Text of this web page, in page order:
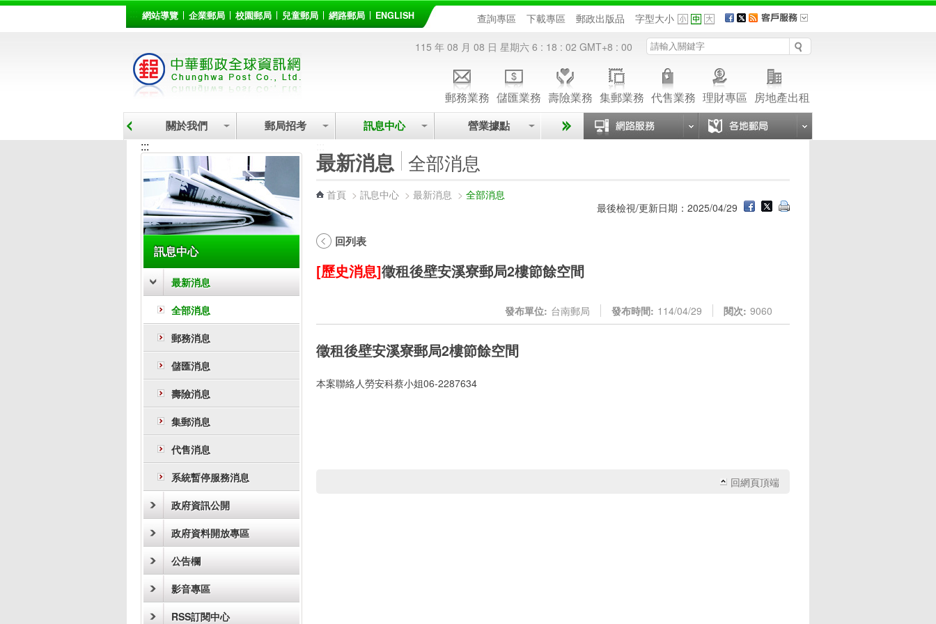
::: 網站導覽 企業郵局 校園郵局 兒童郵局 網路郵局 ENGLISH 查詢專區 下載專區 郵政出版品 字型大小
115 年 08 月 08 日 星期六 6 : 18 : 02 GMT+8 : 00
郵務業務 儲匯業務 壽險業務 集郵業務 代售業務 理財專區 房地產出租
關於我們 郵局招考 訊息中心 營業據點
:::
訊息中心
最新消息
全部消息
郵務消息
儲匯消息
壽險消息
集郵消息
代售消息
系統暫停服務消息
政府資訊公開
政府資料開放專區
公告欄
影音專區
RSS訂閱中心
最新消息 全部消息
首頁 > 訊息中心 > 最新消息 > 全部消息
最後檢視/更新日期：2025/04/29
回列表
[歷史消息]徵租後壁安溪寮郵局2樓節餘空間
發布單位: 台南郵局 發布時間: 114/04/29 閱次: 9060
徵租後壁安溪寮郵局2樓節餘空間
本案聯絡人勞安科蔡小姐06-2287634
回網頁頂端